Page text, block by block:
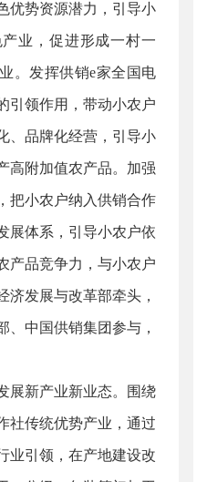
优势资源潜力，引导小
业，促进形成一村一
。发挥供销e家全国电
引领作用，带动小农户
、品牌化经营，引导小
高附加值农产品。加强
把小农户纳入供销合作
展体系，引导小农户依
产品竞争力，与小农户
济发展与改革部牵头，
、中国供销集团参与，
展新产业新业态。围绕
社传统优势产业，通过
业引领，在产地建设改